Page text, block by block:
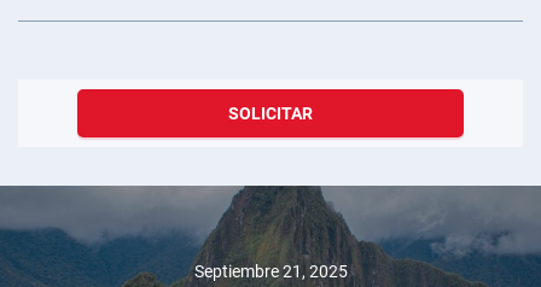
SOLICITAR
Septiembre 21, 2025